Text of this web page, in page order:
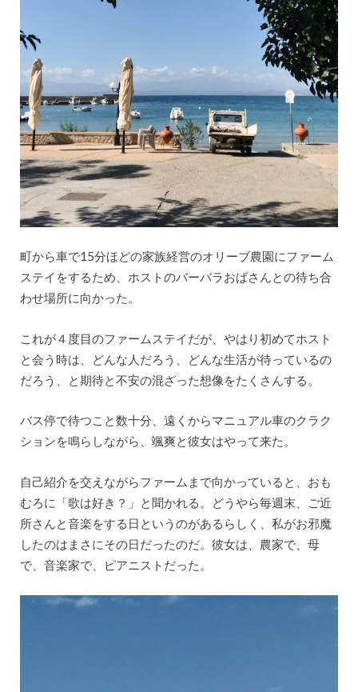
町から車で15分ほどの家族経営のオリーブ農園にファーム
ステイをするため、ホストのバーバラおばさんとの待ち合
わせ場所に向かった。
これが４度目のファームステイだが、やはり初めてホスト
と会う時は、どんな人だろう、どんな生活が待っているの
だろう、と期待と不安の混ざった想像をたくさんする。
バス停で待つこと数十分、遠くからマニュアル車のクラク
ションを鳴らしながら、颯爽と彼女はやって来た。
自己紹介を交えながらファームまで向かっていると、おも
むろに「歌は好き？」と聞かれる。どうやら毎週末、ご近
所さんと音楽をする日というのがあるらしく、私がお邪魔
したのはまさにその日だったのだ。彼女は、農家で、母
で、音楽家で、ピアニストだった。